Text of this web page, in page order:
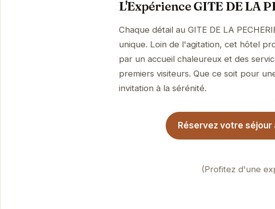
L'Expérience GITE DE LA
Chaque détail au GITE DE LA
unique. Loin de l'agitation, cet hôtel
par un accueil chaleureux et des
premiers visiteurs. Que ce soit pour
invitation à la sérénité.
Réservez votre séjour
(Profitez d'une